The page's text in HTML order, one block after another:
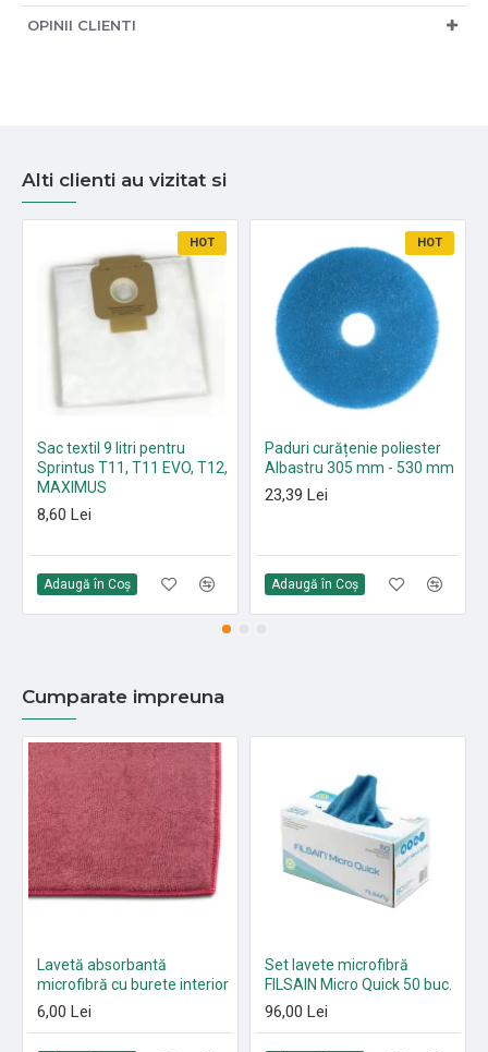
OPINII CLIENTI
Alti clienti au vizitat si
HOT
Sac textil 9 litri pentru
Sprintus T11, T11 EVO, T12,
MAXIMUS
8,60 Lei
Adaugă în Coş
HOT
Paduri curățenie poliester
Albastru 305 mm - 530 mm
23,39 Lei
Adaugă în Coş
Cumparate impreuna
Lavetă absorbantă
microfibră cu burete interior
6,00 Lei
Set lavete microfibră
FILSAIN Micro Quick 50 buc.
96,00 Lei